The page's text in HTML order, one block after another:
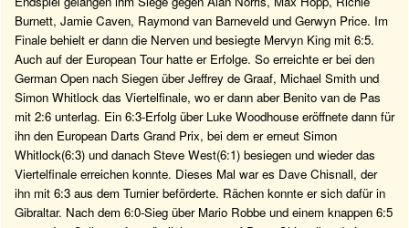
Burnett, Jamie Caven, Raymond van Barneveld und Gerwyn Price. Im
Finale behielt er dann die Nerven und besiegte Mervyn King mit 6:5.
Auch auf der European Tour hatte er Erfolge. So erreichte er bei den
German Open nach Siegen über Jeffrey de Graaf, Michael Smith und
Simon Whitlock das Viertelfinale, wo er dann aber Benito van de Pas
mit 2:6 unterlag. Ein 6:3-Erfolg über Luke Woodhouse eröffnete dann für
ihn den European Darts Grand Prix, bei dem er erneut Simon
Whitlock(6:3) und danach Steve West(6:1) besiegen und wieder das
Viertelfinale erreichen konnte. Dieses Mal war es Dave Chisnall, der
ihn mit 6:3 aus dem Turnier beförderte. Rächen konnte er sich dafür in
Gibraltar. Nach dem 6:0-Sieg über Mario Robbe und einem knappen 6:5